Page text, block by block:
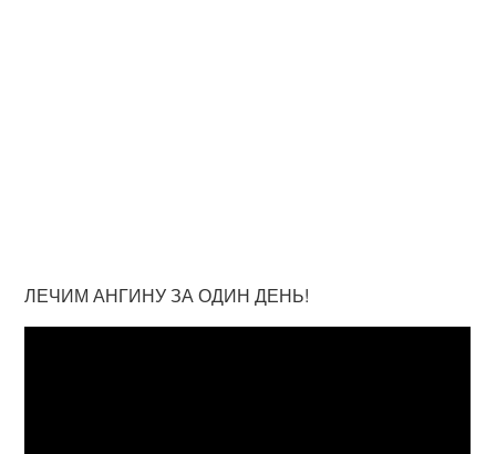
ЛЕЧИМ АНГИНУ ЗА ОДИН ДЕНЬ!